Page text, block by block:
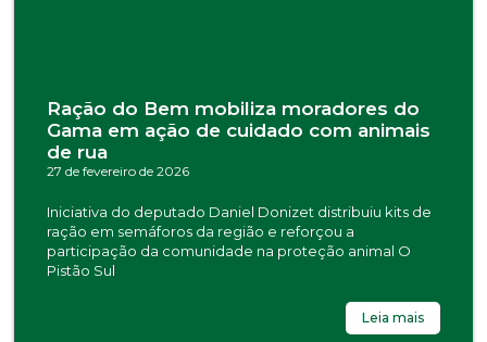
Ração do Bem mobiliza moradores do
Gama em ação de cuidado com animais
de rua
27 de fevereiro de 2026
Iniciativa do deputado Daniel Donizet distribuiu kits de
ração em semáforos da região e reforçou a
participação da comunidade na proteção animal O
Pistão Sul
Leia mais